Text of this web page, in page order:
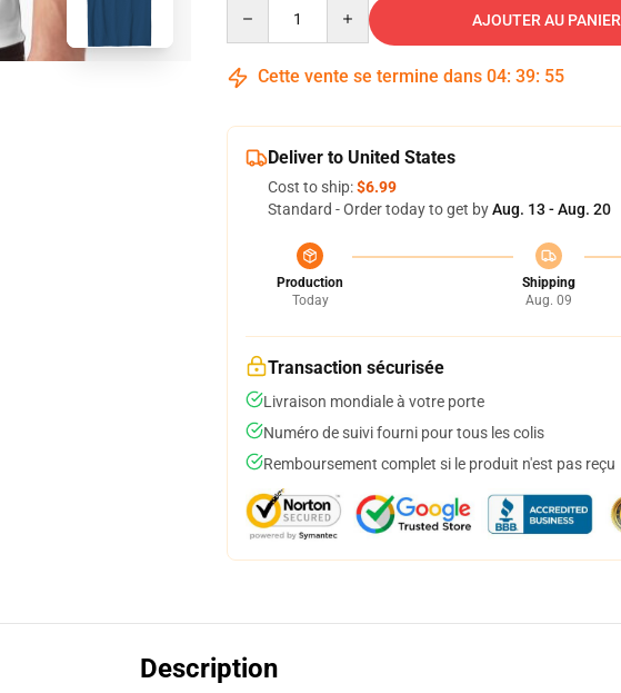
AJOUTER AU PANIER
Cette vente se termine dans 04: 39: 54
Deliver to United States
Cost to ship:$6.99
Standard - Order today to get byAug. 13 - Aug. 20
Production
Today
Shipping
Aug. 09
Transaction sécurisée
Livraison mondiale à votre porte
Numéro de suivi fourni pour tous les colis
Remboursement complet si le produit n'est pas reçu
Description